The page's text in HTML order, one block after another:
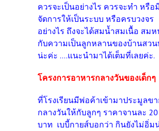
ควรจะเป็นอย่างไร ควรจะทำ หรือ
จัดการให้เป็นระบบ หรือครบวงจร
อย่างไร ถึงจะได้สมน้ำสมเนื้อ สม
กับความเป็นลูกหลานของบ้านสวน
น่ะค่ะ ....แนะนำมาได้เต็มที่เลยค่ะ.
โครงการอาหารกลางวันของเด็กๆ
ที่โรงเรียนมีพ่อค้าเข้ามาประมูลข
กลางวันให้กับลูกๆ ราคาจานละ 20
บาท เบบี้กายส์บอกว่า กินยังไม่อิ่ม